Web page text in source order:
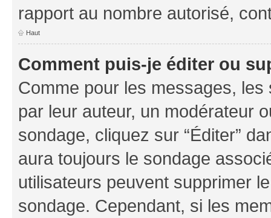
rapport au nombre autorisé,
Haut
Comment puis-je éditer ou
Comme pour les messages,
par leur auteur, un modérateur
sondage, cliquez sur “Éditer”
aura toujours le sondage
utilisateurs peuvent supprimer
sondage. Cependant, si les